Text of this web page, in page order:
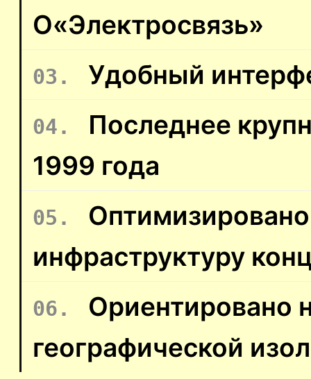
О«Электросвязь»
Удобный
Последнее
1999 года
инфраструктуру
Ориентировано
географической